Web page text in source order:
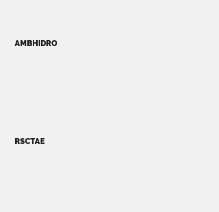
AMBHIDRO
RSCTAE